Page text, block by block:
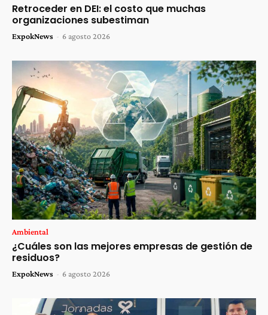
Retroceder en DEI: el costo que muchas
organizaciones subestiman
ExpokNews - 6 agosto 2026
Ambiental
¿Cuáles son las mejores empresas de gestión de
residuos?
ExpokNews - 6 agosto 2026